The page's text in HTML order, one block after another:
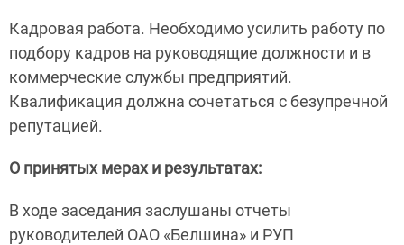
Кадровая работа. Необходимо усилить работу по
подбору кадров на руководящие должности и в
коммерческие службы предприятий.
Квалификация должна сочетаться с безупречной
репутацией.
О принятых мерах и результатах:
В ходе заседания заслушаны отчеты
руководителей ОАО «Белшина» и РУП